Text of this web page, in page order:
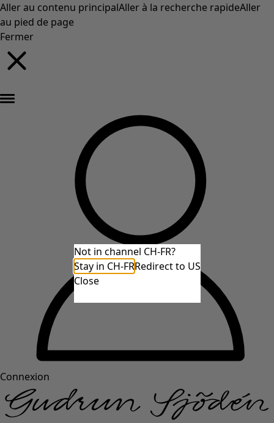
Aller au contenu principalAller à la recherche rapideAller
au pied de page
Fermer
Connexion
Not in channel CH-FR?
Stay in CH-FRRedirect to US
Close